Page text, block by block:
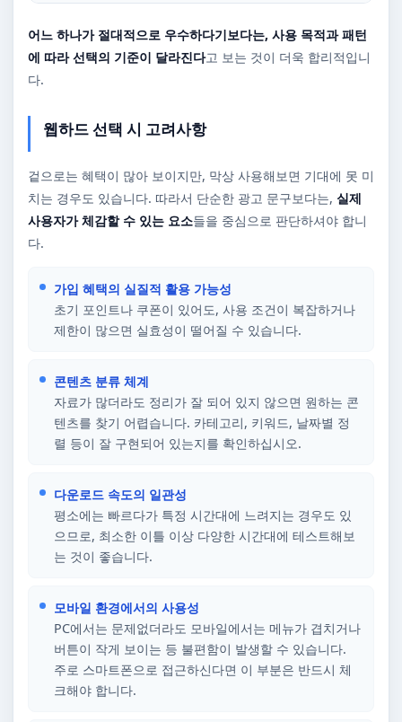
어느 하나가 절대적으로 우수하다기보다는, 사용 목적과 패턴
에 따라 선택의 기준이 달라진다고 보는 것이 더욱 합리적입니
다.
웹하드 선택 시 고려사항
겉으로는 혜택이 많아 보이지만, 막상 사용해보면 기대에 못 미
치는 경우도 있습니다. 따라서 단순한 광고 문구보다는, 실제
사용자가 체감할 수 있는 요소들을 중심으로 판단하셔야 합니
다.
가입 혜택의 실질적 활용 가능성
초기 포인트나 쿠폰이 있어도, 사용 조건이 복잡하거나
제한이 많으면 실효성이 떨어질 수 있습니다.
콘텐츠 분류 체계
자료가 많더라도 정리가 잘 되어 있지 않으면 원하는 콘
텐츠를 찾기 어렵습니다. 카테고리, 키워드, 날짜별 정
렬 등이 잘 구현되어 있는지를 확인하십시오.
다운로드 속도의 일관성
평소에는 빠르다가 특정 시간대에 느려지는 경우도 있
으므로, 최소한 이틀 이상 다양한 시간대에 테스트해보
는 것이 좋습니다.
모바일 환경에서의 사용성
PC에서는 문제없더라도 모바일에서는 메뉴가 겹치거나
버튼이 작게 보이는 등 불편함이 발생할 수 있습니다.
주로 스마트폰으로 접근하신다면 이 부분은 반드시 체
크해야 합니다.